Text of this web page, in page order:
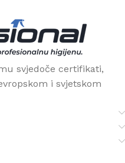
svjedoče certifikati,
i svjetskom